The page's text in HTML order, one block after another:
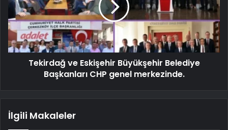
Tekirdağ ve Eskişehir Büyükşehir Belediye
Başkanları CHP genel merkezinde.
İlgili Makaleler